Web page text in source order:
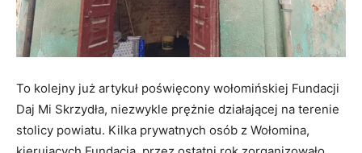
To kolejny już artykuł poświęcony wołomińskiej Fundacji
Daj Mi Skrzydła, niezwykle prężnie działającej na terenie
stolicy powiatu. Kilka prywatnych osób z Wołomina,